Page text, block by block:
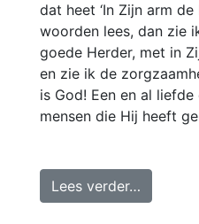
dat heet ‘In Zijn arm de
woorden lees, dan zie
goede Herder, met in
en zie ik de
is God! Een en al
mensen die Hij heeft
Lees verder…from